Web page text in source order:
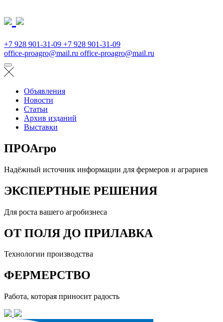
+7 928 901-31-09 +7 928 901-31-09
office-proagro@mail.ru office-proagro@mail.ru
Объявления
Новости
Статьи
Архив изданий
Выставки
ПРОАгро
Надёжный источник информации для фермеров и аграриев
ЭКСПЕРТНЫЕ РЕШЕНИЯ
Для роста вашего агробизнеса
ОТ ПОЛЯ ДО ПРИЛАВКА
Технологии производства
ФЕРМЕРСТВО
Работа, которая приносит радость